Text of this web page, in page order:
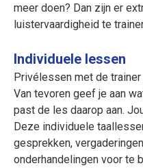
meer doen? Dan zijn er
luistervaardigheid te
Individuele lessen
Privélessen met de
Van tevoren geef je aan
past de les daarop aan.
Deze individuele
gesprekken,
onderhandelingen voor te